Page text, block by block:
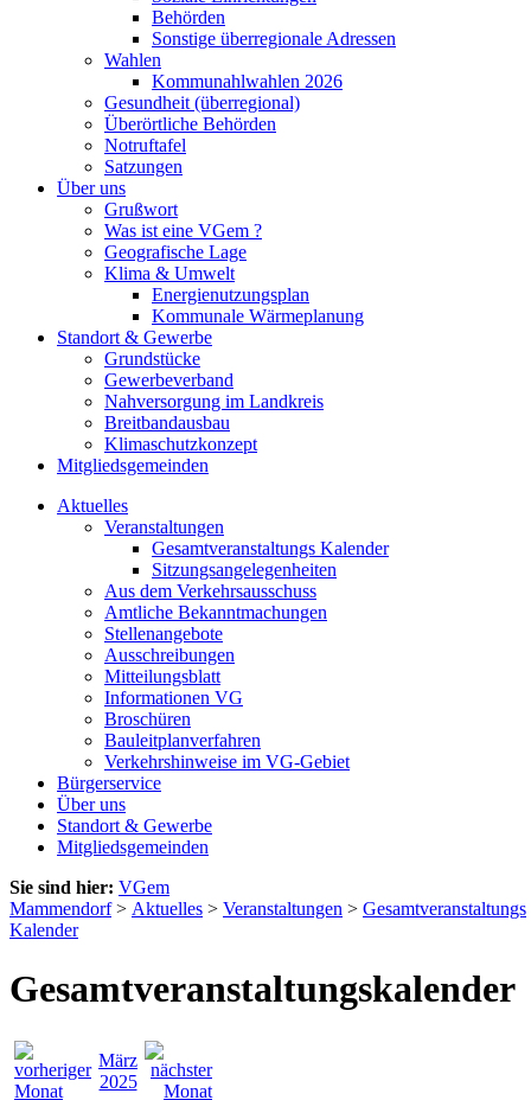
Behörden
Sonstige überregionale Adressen
Wahlen
Kommunahlwahlen 2026
Gesundheit (überregional)
Überörtliche Behörden
Notruftafel
Satzungen
Über uns
Grußwort
Was ist eine VGem ?
Geografische Lage
Klima & Umwelt
Energienutzungsplan
Kommunale Wärmeplanung
Standort & Gewerbe
Grundstücke
Gewerbeverband
Nahversorgung im Landkreis
Breitbandausbau
Klimaschutzkonzept
Mitgliedsgemeinden
Aktuelles
Veranstaltungen
Gesamtveranstaltungs Kalender
Sitzungsangelegenheiten
Aus dem Verkehrsausschuss
Amtliche Bekanntmachungen
Stellenangebote
Ausschreibungen
Mitteilungsblatt
Informationen VG
Broschüren
Bauleitplanverfahren
Verkehrshinweise im VG-Gebiet
Bürgerservice
Über uns
Standort & Gewerbe
Mitgliedsgemeinden
Sie sind hier: VGem
Mammendorf> Aktuelles > Veranstaltungen > Gesamtveranstaltungs
Kalender
Gesamtveranstaltungskalender
März
2025